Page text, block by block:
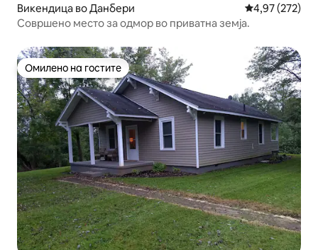
Викендица во Данбери Просечна
4,97 (272)
Совршено место за одмор во приватна земја.
Омилено на гостите
Омилено на гостите